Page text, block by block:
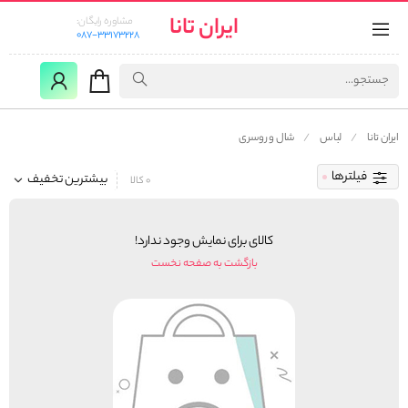
ایران تانا
مشاوره رایگان:
087-33173228
ایران تانا لباس شال و روسری
فیلترها بیشترین تخفیف 0 کالا
کالای برای نمایش وجود ندارد!
بازگشت به صفحه نخست